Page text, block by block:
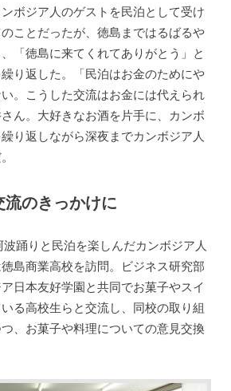
ボジア人のゲストを民泊として受け
ことだったが、徳島まではるばるや
「徳島に来てくれてありがとう」と
り返した。「民泊はお金のためにや
。こうした交流はお金には代えられ
ん。大好きなお酒を片手に、カンボ
り返しながら深夜までカンボジア人
流のきっかけに
踊りと民泊を楽しんだカンボジア人
島商業高校を訪問。ビジネス研究部
日本友好学園と共同でお菓子やスイ
る高校生らと交流し、同校の取り組
、お菓子や料理についての意見交換